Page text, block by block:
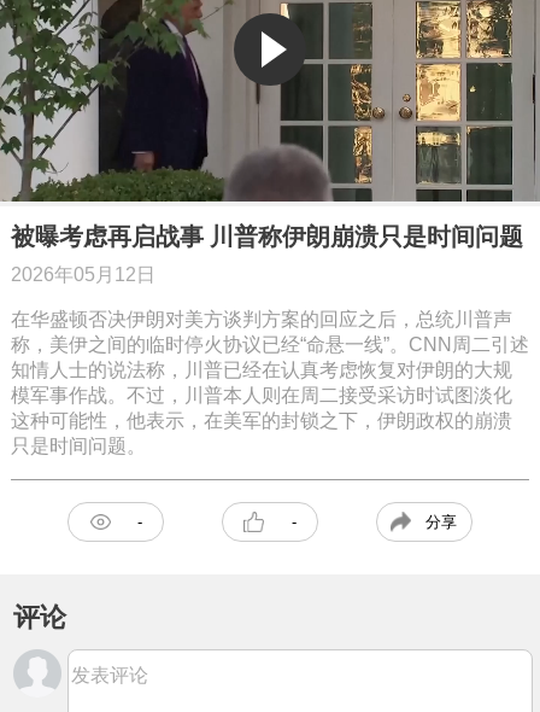
被曝考虑再启战事 川普称伊朗崩溃只是时间问题
2026年05月12日
在华盛顿否决伊朗对美方谈判方案的回应之后，总统川普声
称，美伊之间的临时停火协议已经“命悬一线”。CNN周二引述
知情人士的说法称，川普已经在认真考虑恢复对伊朗的大规
模军事作战。不过，川普本人则在周二接受采访时试图淡化
这种可能性，他表示，在美军的封锁之下，伊朗政权的崩溃
只是时间问题。
- - 分享
评论
发表评论